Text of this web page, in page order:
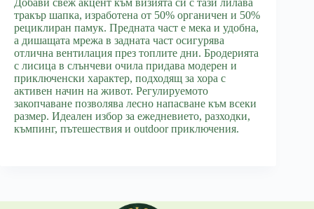
тракър шапка, изработена от 50% органичен и 50%
рециклиран памук. Предната част е мека и удобна,
а дишащата мрежа в задната част осигурява
отлична вентилация през топлите дни. Бродерията
с лисица в слънчеви очила придава модерен и
приключенски характер, подходящ за хора с
активен начин на живот. Регулируемото
закопчаване позволява лесно напасване към всеки
размер. Идеален избор за ежедневието, разходки,
къмпинг, пътешествия и outdoor приключения.